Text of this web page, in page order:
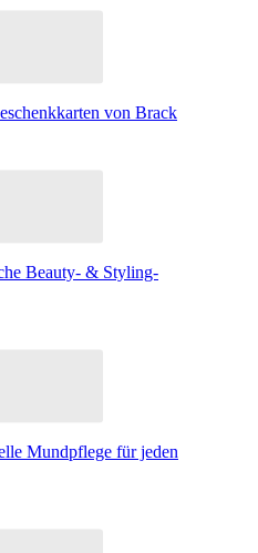
von Brack
Beauty- & Styling-
Mundpflege für jeden